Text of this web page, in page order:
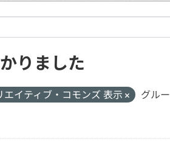
りました
エイティブ・コモンズ 表示
グルー